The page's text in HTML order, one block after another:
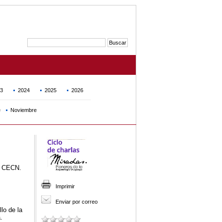
2024 2025 2026
Noviembre
de la
Imprimir
Enviar por correo